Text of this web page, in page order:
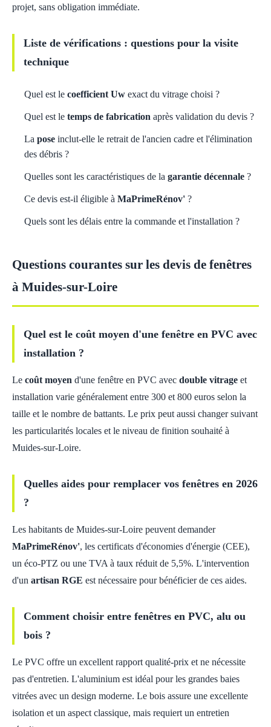
projet, sans obligation immédiate.
Liste de vérifications : questions pour la visite
technique
Quel est le coefficient Uw exact du vitrage choisi ?
Quel est le temps de fabrication après validation du devis ?
La pose inclut-elle le retrait de l'ancien cadre et l'élimination
des débris ?
Quelles sont les caractéristiques de la garantie décennale ?
Ce devis est-il éligible à MaPrimeRénov' ?
Quels sont les délais entre la commande et l'installation ?
Questions courantes sur les devis de fenêtres
à Muides-sur-Loire
Quel est le coût moyen d'une fenêtre en PVC avec
installation ?
Le coût moyen d'une fenêtre en PVC avec double vitrage et
installation varie généralement entre 300 et 800 euros selon la
taille et le nombre de battants. Le prix peut aussi changer suivant
les particularités locales et le niveau de finition souhaité à
Muides-sur-Loire.
Quelles aides pour remplacer vos fenêtres en 2026
?
Les habitants de Muides-sur-Loire peuvent demander
MaPrimeRénov', les certificats d'économies d'énergie (CEE),
un éco-PTZ ou une TVA à taux réduit de 5,5%. L'intervention
d'un artisan RGE est nécessaire pour bénéficier de ces aides.
Comment choisir entre fenêtres en PVC, alu ou
bois ?
Le PVC offre un excellent rapport qualité-prix et ne nécessite
pas d'entretien. L'aluminium est idéal pour les grandes baies
vitrées avec un design moderne. Le bois assure une excellente
isolation et un aspect classique, mais requiert un entretien